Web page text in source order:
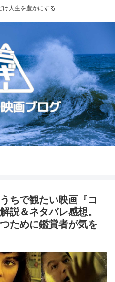
け人生を豊かにする
ちで観たい映画『コ
説＆ネタバレ感想。
ために鑑賞者が気を